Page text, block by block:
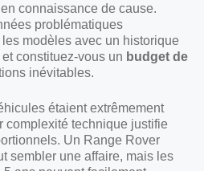
en connaissance de cause.
problématiques
modèles avec un historique
constituez-vous un budget de
inévitables.
étaient extrêmement
complexité technique justifie
Un Range Rover
sembler une affaire, mais les